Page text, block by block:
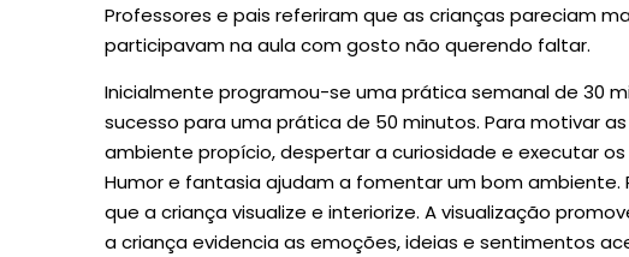
Professores e pais referiram que as crianças pareciam
participavam na aula com gosto não querendo faltar.
Inicialmente programou-se uma prática semanal de 30
sucesso para uma prática de 50 minutos. Para motivar
ambiente propício, despertar a curiosidade e executar
Humor e fantasia ajudam a fomentar um bom
que a criança visualize e interiorize. A visualização
a criança evidencia as emoções, ideias e sentimentos